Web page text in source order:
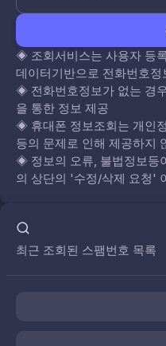
◈ 조회서비스는 사용자 등
데이터기반으로 전화번호정
◈ 전화번호정보가 없는 경
을 통한 정보 제공
◈ 휴대폰 정보조회는 개인
등의 문제로 인해 제공하지
◈ 정보의 오류, 불법정보등
의 상단의 '수정/삭제 요청'
최근 조회된 스팸번호 목록